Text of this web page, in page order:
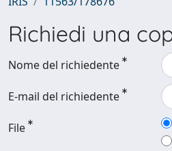
Richiedi una
Nome del richiedente
E-mail del richiedente
File